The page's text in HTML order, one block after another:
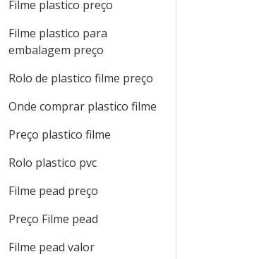
Filme plastico preço
Filme plastico para
embalagem preço
Rolo de plastico filme preço
Onde comprar plastico filme
Preço plastico filme
Rolo plastico pvc
Filme pead preço
Preço Filme pead
Filme pead valor